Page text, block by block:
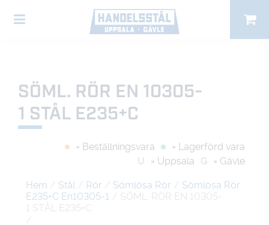
SÖML. RÖR EN 10305-
1 STÅL E235+C
= Beställningsvara
= Lagerförd vara
U
= Uppsala G = Gävle
Hem / Stål / Rör / Sömlösa Rör / Sömlösa Rör
E235+C En10305-1 / SÖML. RÖR EN 10305-
1 STÅL E235+C
/